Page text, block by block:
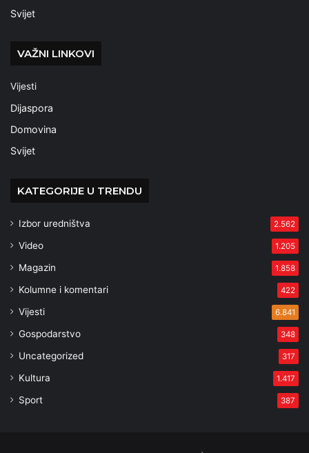
Svijet
VAŽNI LINKOVI
Vijesti
Dijaspora
Domovina
Svijet
KATEGORIJE U TRENDU
Izbor uredništva 2.562
Video 1.205
Magazin 1.858
Kolumne i komentari 422
Vijesti 6.841
Gospodarstvo 348
Uncategorized 317
Kultura 1.417
Sport 387